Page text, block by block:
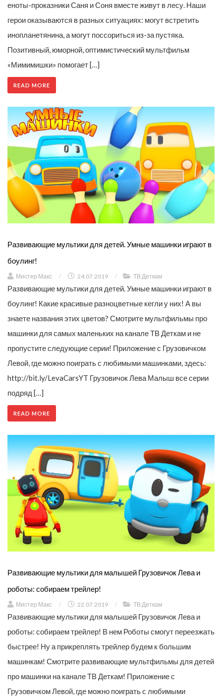
еноты-проказники Саня и Соня вместе живут в лесу. Наши
герои оказываются в разных ситуациях: могут встретить
инопланетянина, а могут поссориться из-за пустяка.
Позитивный, юморной, оптимистический мультфильм
«Мимимишки» помогает […]
READ MORE
Развивающие мультики для детей. Умные машинки играют в
боулинг!
Мистер Макс / 24.07.2019 / ТВ Деткам
Развивающие мультики для детей. Умные машинки играют в
боулинг! Какие красивые разноцветные кегли у них! А вы
знаете названия этих цветов? Смотрите мультфильмы про
машинки для самых маленьких на канале ТВ Деткам и не
пропустите следующие серии! Приложение с Грузовичком
Левой, где можно поиграть с любимыми машинками, здесь:
http://bit.ly/LevaCarsYT Грузовичок Лева Малыш все серии
подряд […]
READ MORE
Развивающие мультики для малышей Грузовичок Лева и
роботы: собираем трейлер!
Мистер Макс / 22.07.2019 / ТВ Деткам
Развивающие мультики для малышей Грузовичок Лева и
роботы: собираем трейлер! В нем Роботы смогут переезжать
быстрее! Ну а прикреплять трейлер будем к большим
машинкам! Смотрите развивающие мультфильмы для детей
про машинки на канале ТВ Деткам! Приложение с
Грузовичком Левой, где можно поиграть с любимыми